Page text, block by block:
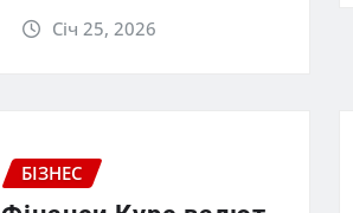
Січ 25, 2026
БІЗНЕС